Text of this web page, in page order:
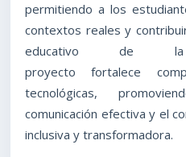
permitiendo a los
contextos reales y
educativo de la
proyecto fortalece
tecnológicas,
comunicación efectiva y el
inclusiva y transformadora.